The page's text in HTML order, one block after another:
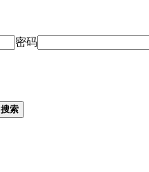
密码
搜索